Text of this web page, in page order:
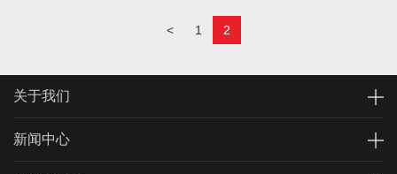
< 1 2
关于我们
新闻中心